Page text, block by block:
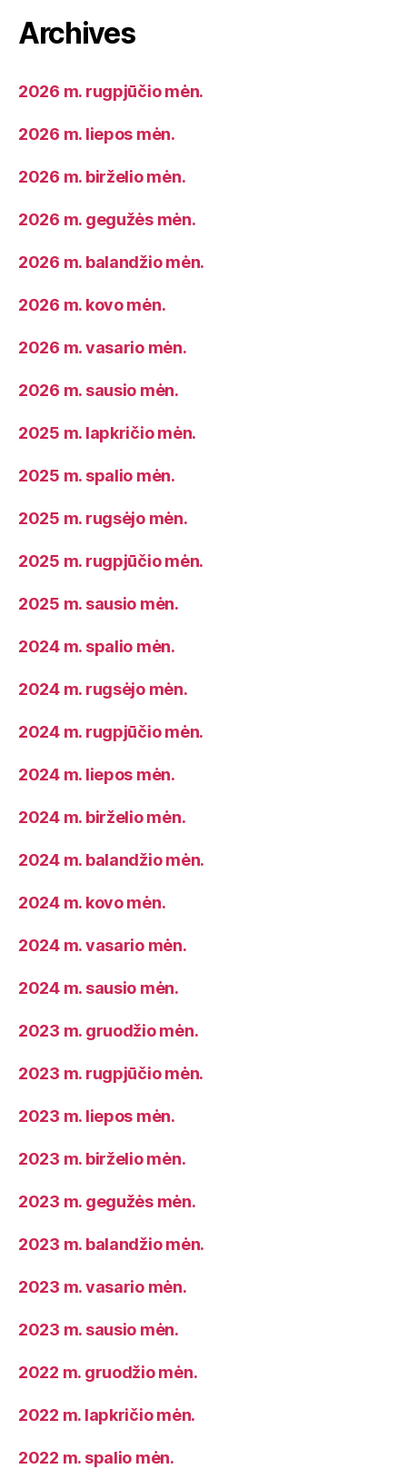
Archives
2026 m. rugpjūčio mėn.
2026 m. liepos mėn.
2026 m. birželio mėn.
2026 m. gegužės mėn.
2026 m. balandžio mėn.
2026 m. kovo mėn.
2026 m. vasario mėn.
2026 m. sausio mėn.
2025 m. lapkričio mėn.
2025 m. spalio mėn.
2025 m. rugsėjo mėn.
2025 m. rugpjūčio mėn.
2025 m. sausio mėn.
2024 m. spalio mėn.
2024 m. rugsėjo mėn.
2024 m. rugpjūčio mėn.
2024 m. liepos mėn.
2024 m. birželio mėn.
2024 m. balandžio mėn.
2024 m. kovo mėn.
2024 m. vasario mėn.
2024 m. sausio mėn.
2023 m. gruodžio mėn.
2023 m. rugpjūčio mėn.
2023 m. liepos mėn.
2023 m. birželio mėn.
2023 m. gegužės mėn.
2023 m. balandžio mėn.
2023 m. vasario mėn.
2023 m. sausio mėn.
2022 m. gruodžio mėn.
2022 m. lapkričio mėn.
2022 m. spalio mėn.